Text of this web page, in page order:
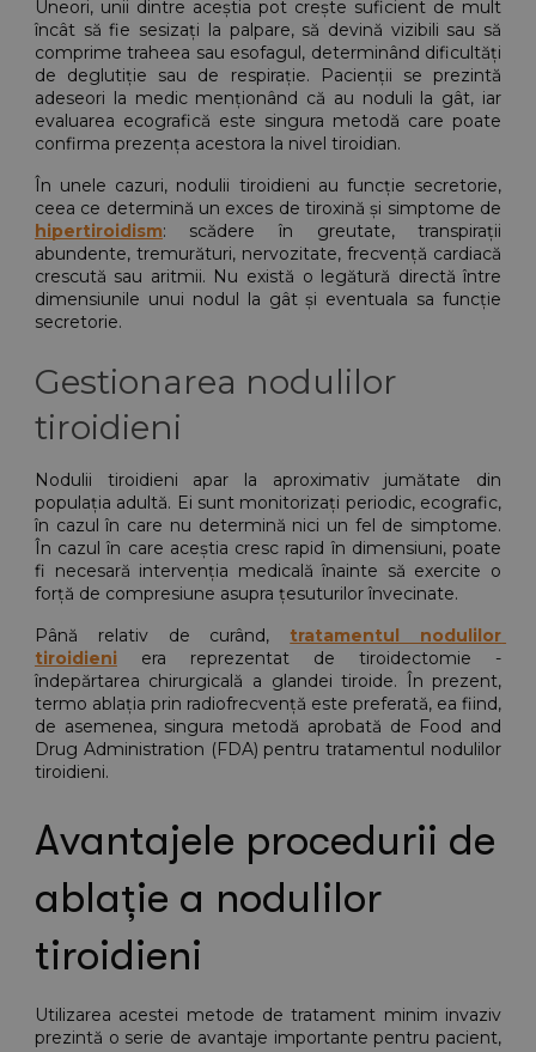
Uneori, unii dintre aceștia pot crește suficient de mult
încât să fie sesizați la palpare, să devină vizibili sau să
comprime traheea sau esofagul, determinând dificultăți
de deglutiție sau de respirație. Pacienții se prezintă
adeseori la medic menționând că au noduli la gât, iar
evaluarea ecografică este singura metodă care poate
confirma prezența acestora la nivel tiroidian.
În unele cazuri, nodulii tiroidieni au funcție secretorie,
ceea ce determină un exces de tiroxină și simptome de
hipertiroidism: scădere în greutate, transpirații
abundente, tremurături, nervozitate, frecvență cardiacă
crescută sau aritmii. Nu există o legătură directă între
dimensiunile unui nodul la gât și eventuala sa funcție
secretorie.
Gestionarea nodulilor
tiroidieni
Nodulii tiroidieni apar la aproximativ jumătate din
populația adultă. Ei sunt monitorizați periodic, ecografic,
în cazul în care nu determină nici un fel de simptome.
În cazul în care aceștia cresc rapid în dimensiuni, poate
fi necesară intervenția medicală înainte să exercite o
forță de compresiune asupra țesuturilor învecinate.
Până relativ de curând,
tratamentul nodulilor
tiroidieni era reprezentat de tiroidectomie -
îndepărtarea chirurgicală a glandei tiroide. În prezent,
termo ablația prin radiofrecvență este preferată, ea fiind,
de asemenea, singura metodă aprobată de Food and
Drug Administration (FDA) pentru tratamentul nodulilor
tiroidieni.
Avantajele procedurii de
ablație a nodulilor
tiroidieni
Utilizarea acestei metode de tratament minim invaziv
prezintă o serie de avantaje importante pentru pacient,